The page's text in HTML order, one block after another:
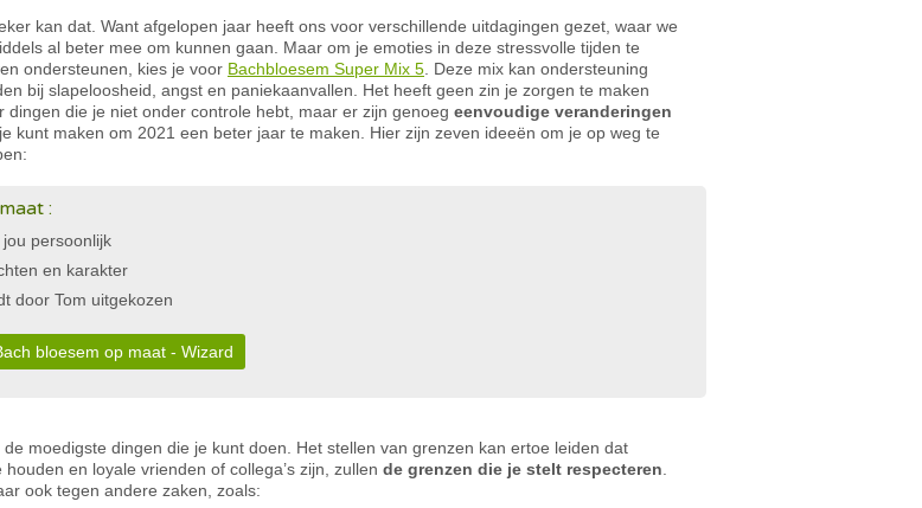
kan dat. Want afgelopen jaar heeft ons voor verschillende uitdagingen gezet, waar we
al beter mee om kunnen gaan. Maar om je emoties in deze stressvolle tijden te
ondersteunen, kies je voor Bachbloesem Super Mix 5 . Deze mix kan ondersteuning
bij slapeloosheid, angst en paniekaanvallen. Het heeft geen zin je zorgen te maken
dingen die je niet onder controle hebt, maar er zijn genoeg eenvoudige veranderingen
kunt maken om 2021 een beter jaar te maken. Hier zijn zeven ideeën om je op weg te
:
persoonlijk
en karakter
door Tom uitgekozen
bloesem op maat - Wizard
moedigste dingen die je kunt doen. Het stellen van grenzen kan ertoe leiden dat
en loyale vrienden of collega’s zijn, zullen de grenzen die je stelt respecteren
ook tegen andere zaken, zoals: